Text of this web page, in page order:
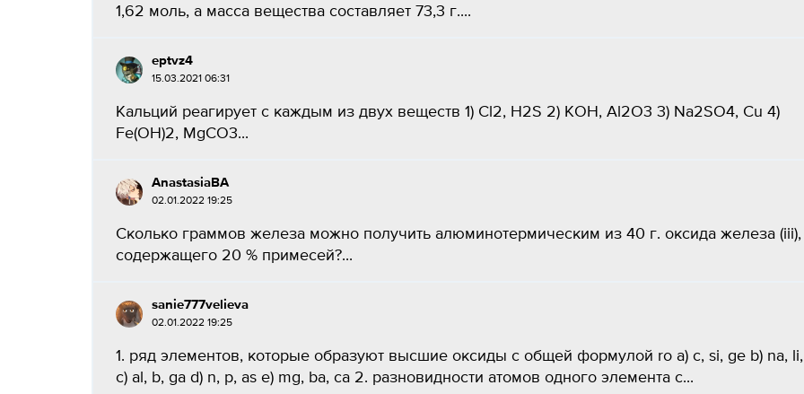
1,62 моль, а масса вещества составляет 73,3 г.​...
eptvz4
15.03.2021 06:31
Кальций реагирует с каждым из двух веществ 1) Cl2, H2S 2) KOH, Al2O3 3) Na2SO4, Cu 4)
Fe(OH)2, MgCO3...
AnastasiaBA
02.01.2022 19:25
Сколько граммов железа можно получить алюминотермическим из 40 г. оксида железа (iii),
содержащего 20 % примесей?...
sanie777velieva
02.01.2022 19:25
1. ряд элементов, которые образуют высшие оксиды с общей формулой ro a) c, si, ge b) na,
c) al, b, ga d) n, p, as e) mg, ba, ca 2. разновидности атомов одного элемента с...